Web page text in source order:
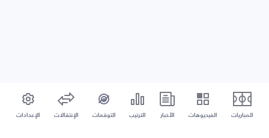
المباريات الفيديوهات الأخبار الترتيب التوقعات الإنتقالات الإعدادات